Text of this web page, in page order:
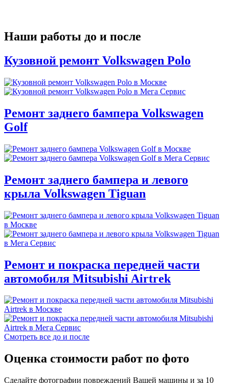
Наши работы до и после
Кузовной ремонт Volkswagen Polo
Ремонт заднего бампера Volkswagen
Golf
Ремонт заднего бампера и левого
крыла Volkswagen Tiguan
Ремонт и покраска передней части
автомобиля Mitsubishi Airtrek
Смотреть все до и после
Оценка стоимости работ по фото
Сделайте фотографии повреждений Вашей машины и за 10